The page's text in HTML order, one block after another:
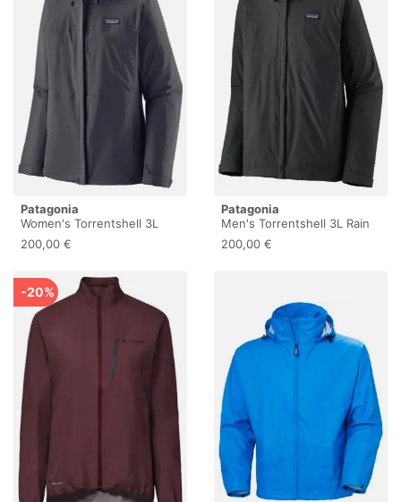
Patagonia
Women's Torrentshell 3L
Rain Jacket - Regenjacke
200,00 €
Patagonia
Men's Torrentshell 3L Rain
Jacket - Regenjacke
200,00 €
-20%